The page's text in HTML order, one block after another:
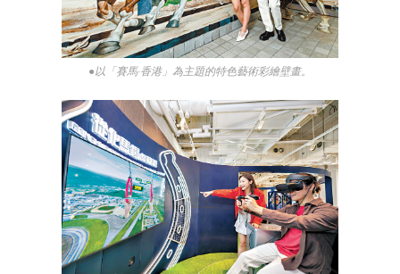
●以「賽馬·香港」為主題的特色藝術彩繪壁畫。